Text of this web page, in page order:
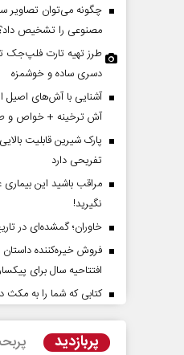
چگونه می‌توان تصاویر
مصنوعی را تشخیص
طرز تهیه تارت فلپ‌جک
دسری ساده و خوشمزه
آشنایی با آش‌های اصیل
آش ترخینه + خواص و
پارک شیرین قابلیت‌
تفریحی دارد
مراقب باشید این
نگیرید!
خاوران؛ گمشده‌ای در
افتتاحیه سال برای
کتابی که شما را به
پربازدیدخلاف واقع آمریکا